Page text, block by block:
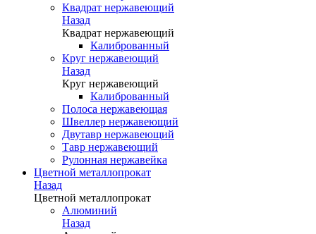
Квадрат нержавеющий
Назад
Квадрат нержавеющий
Калиброванный
Круг нержавеющий
Назад
Круг нержавеющий
Калиброванный
Полоса нержавеющая
Швеллер нержавеющий
Двутавр нержавеющий
Тавр нержавеющий
Рулонная нержавейка
Цветной металлопрокат
Назад
Цветной металлопрокат
Алюминий
Назад